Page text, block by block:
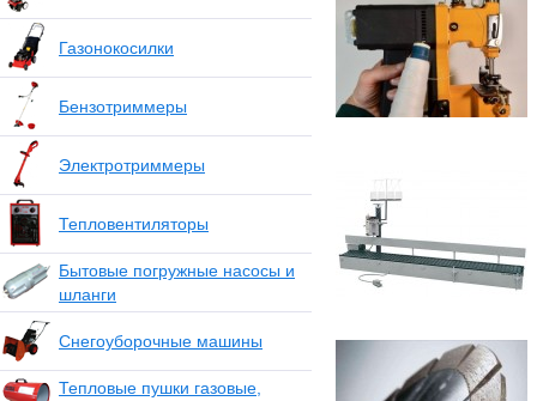
Газонокосилки
Бензотриммеры
Электротриммеры
Тепловентиляторы
Бытовые погружные насосы и
шланги
Снегоуборочные машины
Тепловые пушки газовые,